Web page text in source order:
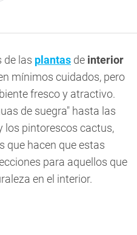
de las plantas de interior
mínimos cuidados, pero
fresco y atractivo.
de suegra" hasta las
los pintorescos cactus,
que hacen que estas
para aquellos que
en el interior.